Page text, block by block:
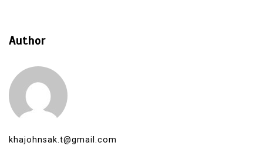
Author
khajohnsak.t@gmail.com